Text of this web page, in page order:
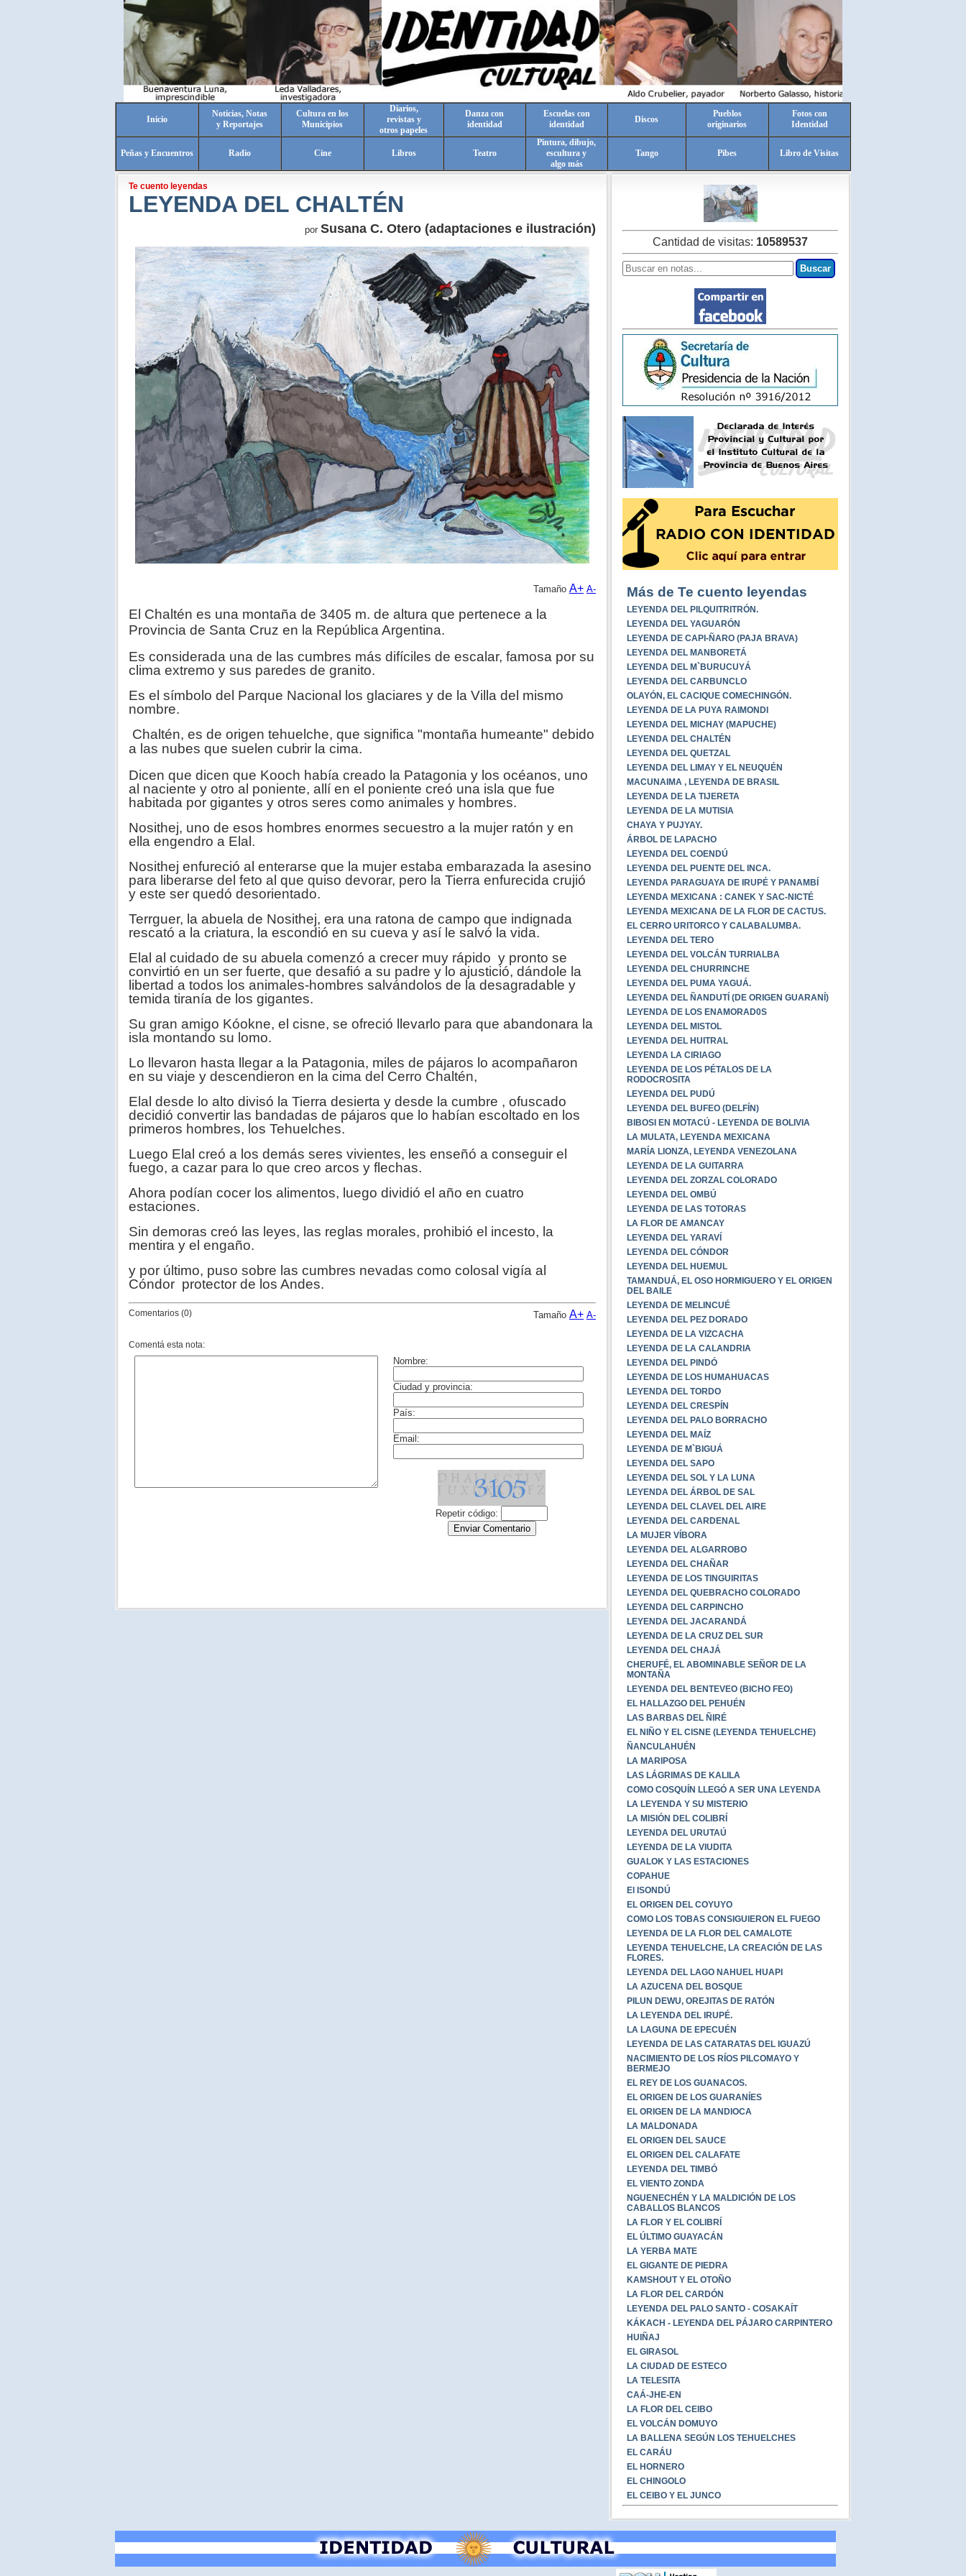
Inicio
Noticias, Notas
y Reportajes
Cultura en los
Municipios
Diarios,
revistas y
otros papeles
Danza con
identidad
Escuelas con
identidad
Discos
Pueblos
originarios
Fotos con
Identidad
Peñas y Encuentros Radio Cine Libros Teatro
Pintura, dibujo,
escultura y
algo más
Tango Pibes Libro de Visitas
Te cuento leyendas
LEYENDA DEL CHALTÉN
por Susana C. Otero (adaptaciones e ilustración)
Tamaño A+ A-
El Chaltén es una montaña de 3405 m. de altura que pertenece a la
Provincia de Santa Cruz en la República Argentina.
Es considerada una de las cumbres más difíciles de escalar, famosa por su
clima extremo y sus paredes de granito.
Es el símbolo del Parque Nacional los glaciares y de la Villa del mismo
nombre.
Chaltén, es de origen tehuelche, que significa "montaña humeante" debido
a las nubes que suelen cubrir la cima.
Dicen que dicen que Kooch había creado la Patagonia y los océanos, uno
al naciente y otro al poniente, allí en el poniente creó una isla que fue
habitada por gigantes y otros seres como animales y hombres.
Nosithej, uno de esos hombres enormes secuestro a la mujer ratón y en
ella engendro a Elal.
Nosithej enfureció al enterarse que la mujer estaba embarazada la asesino
para liberarse del feto al que quiso devorar, pero la Tierra enfurecida crujió
y este ser quedó desorientado.
Terrguer, la abuela de Nosithej, era una ratona de campo que indignada
rescató a la criatura, la escondió en su cueva y así le salvó la vida.
Elal al cuidado de su abuela comenzó a crecer muy rápido y pronto se
convirtió en un ser fuerte, que desafió a su padre y lo ajustició, dándole la
libertad a todos los animales-hombres salvándolos de la desagradable y
temida tiranía de los gigantes.
Su gran amigo Kóokne, el cisne, se ofreció llevarlo para que abandonara la
isla montando su lomo.
Lo llevaron hasta llegar a la Patagonia, miles de pájaros lo acompañaron
en su viaje y descendieron en la cima del Cerro Chaltén,
Elal desde lo alto divisó la Tierra desierta y desde la cumbre , ofuscado
decidió convertir las bandadas de pájaros que lo habían escoltado en los
primeros hombres, los Tehuelches.
Luego Elal creó a los demás seres vivientes, les enseñó a conseguir el
fuego, a cazar para lo que creo arcos y flechas.
Ahora podían cocer los alimentos, luego dividió el año en cuatro
estaciones.
Sin demoras creó las leyes, las reglas morales, prohibió el incesto, la
mentira y el engaño.
y por último, puso sobre las cumbres nevadas como colosal vigía al
Cóndor protector de los Andes.
Comentarios (0) Tamaño A+ A-
Comentá esta nota:
Cantidad de visitas: 10589537
Más de Te cuento leyendas
LEYENDA DEL PILQUITRITRÓN.
LEYENDA DEL YAGUARÓN
LEYENDA DE CAPI-ÑARO (PAJA BRAVA)
LEYENDA DEL MANBORETÁ
LEYENDA DEL M`BURUCUYÁ
LEYENDA DEL CARBUNCLO
OLAYÓN, EL CACIQUE COMECHINGÓN.
LEYENDA DE LA PUYA RAIMONDI
LEYENDA DEL MICHAY (MAPUCHE)
LEYENDA DEL CHALTÉN
LEYENDA DEL QUETZAL
LEYENDA DEL LIMAY Y EL NEUQUÉN
MACUNAIMA , LEYENDA DE BRASIL
LEYENDA DE LA TIJERETA
LEYENDA DE LA MUTISIA
CHAYA Y PUJYAY.
ÁRBOL DE LAPACHO
LEYENDA DEL COENDÚ
LEYENDA DEL PUENTE DEL INCA.
LEYENDA PARAGUAYA DE IRUPÉ Y PANAMBÍ
LEYENDA MEXICANA : CANEK Y SAC-NICTÉ
LEYENDA MEXICANA DE LA FLOR DE CACTUS.
EL CERRO URITORCO Y CALABALUMBA.
LEYENDA DEL TERO
LEYENDA DEL VOLCÁN TURRIALBA
LEYENDA DEL CHURRINCHE
LEYENDA DEL PUMA YAGUÁ.
LEYENDA DEL ÑANDUTÍ (DE ORIGEN GUARANÍ)
LEYENDA DE LOS ENAMORAD0S
LEYENDA DEL MISTOL
LEYENDA DEL HUITRAL
LEYENDA LA CIRIAGO
LEYENDA DE LOS PÉTALOS DE LA
RODOCROSITA
LEYENDA DEL PUDÚ
LEYENDA DEL BUFEO (DELFÍN)
BIBOSI EN MOTACÚ - LEYENDA DE BOLIVIA
LA MULATA, LEYENDA MEXICANA
MARÍA LIONZA, LEYENDA VENEZOLANA
LEYENDA DE LA GUITARRA
LEYENDA DEL ZORZAL COLORADO
LEYENDA DEL OMBÚ
LEYENDA DE LAS TOTORAS
LA FLOR DE AMANCAY
LEYENDA DEL YARAVÍ
LEYENDA DEL CÓNDOR
LEYENDA DEL HUEMUL
TAMANDUÁ, EL OSO HORMIGUERO Y EL ORIGEN
DEL BAILE
LEYENDA DE MELINCUÉ
LEYENDA DEL PEZ DORADO
LEYENDA DE LA VIZCACHA
LEYENDA DE LA CALANDRIA
LEYENDA DEL PINDÓ
LEYENDA DE LOS HUMAHUACAS
LEYENDA DEL TORDO
LEYENDA DEL CRESPÍN
LEYENDA DEL PALO BORRACHO
LEYENDA DEL MAÍZ
LEYENDA DE M`BIGUÁ
LEYENDA DEL SAPO
LEYENDA DEL SOL Y LA LUNA
LEYENDA DEL ÁRBOL DE SAL
LEYENDA DEL CLAVEL DEL AIRE
LEYENDA DEL CARDENAL
LA MUJER VÍBORA
LEYENDA DEL ALGARROBO
LEYENDA DEL CHAÑAR
LEYENDA DE LOS TINGUIRITAS
LEYENDA DEL QUEBRACHO COLORADO
LEYENDA DEL CARPINCHO
LEYENDA DEL JACARANDÁ
LEYENDA DE LA CRUZ DEL SUR
LEYENDA DEL CHAJÁ
CHERUFÉ, EL ABOMINABLE SEÑOR DE LA
MONTAÑA
LEYENDA DEL BENTEVEO (BICHO FEO)
EL HALLAZGO DEL PEHUÉN
LAS BARBAS DEL ÑIRÉ
EL NIÑO Y EL CISNE (LEYENDA TEHUELCHE)
ÑANCULAHUÉN
LA MARIPOSA
LAS LÁGRIMAS DE KALILA
COMO COSQUÍN LLEGÓ A SER UNA LEYENDA
LA LEYENDA Y SU MISTERIO
LA MISIÓN DEL COLIBRÍ
LEYENDA DEL URUTAÚ
LEYENDA DE LA VIUDITA
GUALOK Y LAS ESTACIONES
COPAHUE
El ISONDÚ
EL ORIGEN DEL COYUYO
COMO LOS TOBAS CONSIGUIERON EL FUEGO
LEYENDA DE LA FLOR DEL CAMALOTE
LEYENDA TEHUELCHE, LA CREACIÓN DE LAS
FLORES.
LEYENDA DEL LAGO NAHUEL HUAPI
LA AZUCENA DEL BOSQUE
PILUN DEWU, OREJITAS DE RATÓN
LA LEYENDA DEL IRUPÉ.
LA LAGUNA DE EPECUÉN
LEYENDA DE LAS CATARATAS DEL IGUAZÚ
NACIMIENTO DE LOS RÍOS PILCOMAYO Y
BERMEJO
EL REY DE LOS GUANACOS.
EL ORIGEN DE LOS GUARANÍES
EL ORIGEN DE LA MANDIOCA
LA MALDONADA
EL ORIGEN DEL SAUCE
EL ORIGEN DEL CALAFATE
LEYENDA DEL TIMBÓ
EL VIENTO ZONDA
NGUENECHÉN Y LA MALDICIÓN DE LOS
CABALLOS BLANCOS
LA FLOR Y EL COLIBRÍ
EL ÚLTIMO GUAYACÁN
LA YERBA MATE
EL GIGANTE DE PIEDRA
KAMSHOUT Y EL OTOÑO
LA FLOR DEL CARDÓN
LEYENDA DEL PALO SANTO - COSAKAÍT
KÁKACH - LEYENDA DEL PÁJARO CARPINTERO
HUIÑAJ
EL GIRASOL
LA CIUDAD DE ESTECO
LA TELESITA
CAÁ-JHE-EN
LA FLOR DEL CEIBO
EL VOLCÁN DOMUYO
LA BALLENA SEGÚN LOS TEHUELCHES
EL CARÁU
EL HORNERO
EL CHINGOLO
EL CEIBO Y EL JUNCO